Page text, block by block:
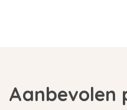
Aanbevolen